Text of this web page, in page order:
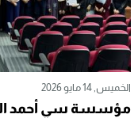
الخميس, 14 مايو 2026
مؤسسة سي أحمد